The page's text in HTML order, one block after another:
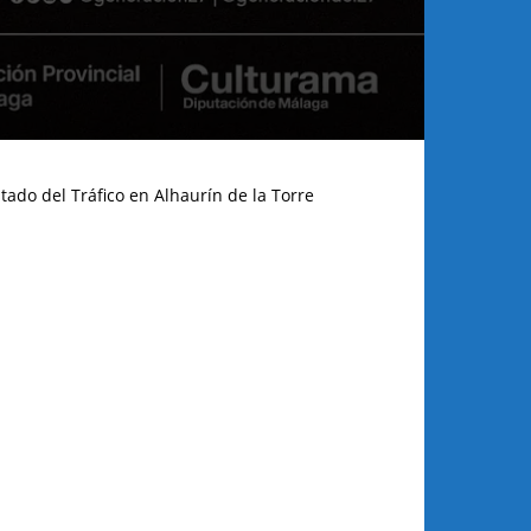
del Tráfico en Alhaurín de la Torre